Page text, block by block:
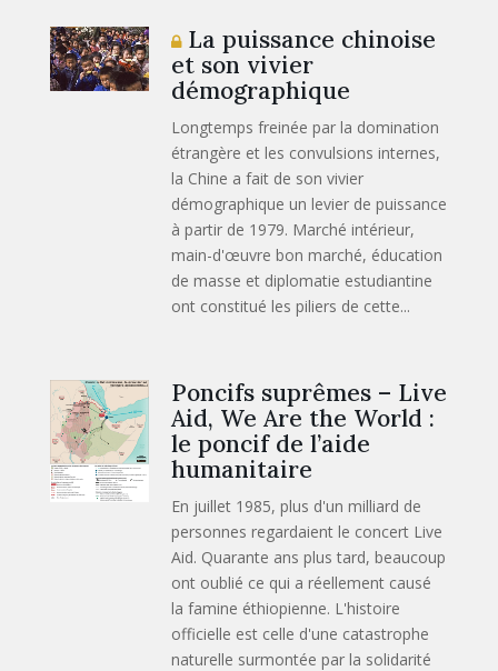
La puissance chinoise
et son vivier
démographique
Longtemps freinée par la domination
étrangère et les convulsions internes,
la Chine a fait de son vivier
démographique un levier de puissance
à partir de 1979. Marché intérieur,
main-d'œuvre bon marché, éducation
de masse et diplomatie estudiantine
ont constitué les piliers de cette...
Poncifs suprêmes – Live
Aid, We Are the World :
le poncif de l’aide
humanitaire
En juillet 1985, plus d'un milliard de
personnes regardaient le concert Live
Aid. Quarante ans plus tard, beaucoup
ont oublié ce qui a réellement causé
la famine éthiopienne. L'histoire
officielle est celle d'une catastrophe
naturelle surmontée par la solidarité